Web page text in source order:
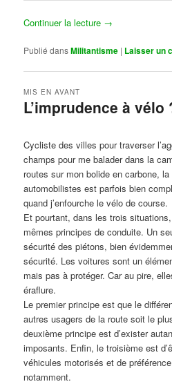
Continuer la lecture →
Publié dansMilitantisme | Laisser un
L’imprudence à vélo
MIS EN AVANT
Cycliste des villes pour traverser
champs pour me balader dans la
routes sur mon bolide en carbone,
automobilistes est parfois bien
quand j’enfourche le vélo de course.
Et pourtant, dans les trois
mêmes principes de conduite. Un
sécurité des piétons, bien
sécurité. Les voitures sont un
mais pas à protéger. Car au pire,
éraflure.
Le premier principe est que le
autres usagers de la route soit le
deuxième principe est d’exister
imposants. Enfin, le troisième est
véhicules motorisés et de
notamment.